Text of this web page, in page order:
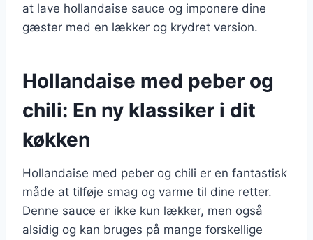
at lave hollandaise sauce og imponere dine
gæster med en lækker og krydret version.
Hollandaise med peber og
chili: En ny klassiker i dit
køkken
Hollandaise med peber og chili er en fantastisk
måde at tilføje smag og varme til dine retter.
Denne sauce er ikke kun lækker, men også
alsidig og kan bruges på mange forskellige